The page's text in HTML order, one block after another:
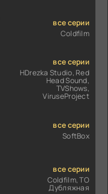
все серии
Coldfilm
все серии
HDrezka Studio, Red
Head Sound,
TVShows,
ViruseProject
все серии
SoftBox
все серии
Coldfilm, ТО
Дубляжная